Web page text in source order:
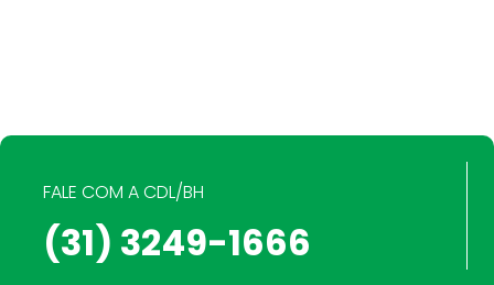
FALE COM A CDL/BH
(31) 3249-1666